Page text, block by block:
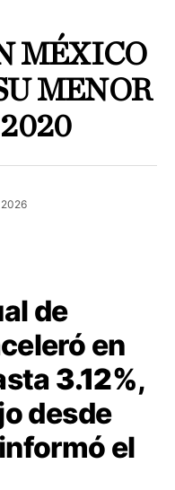
MÉXICO
MENOR
de
en
3.12%,
desde
el